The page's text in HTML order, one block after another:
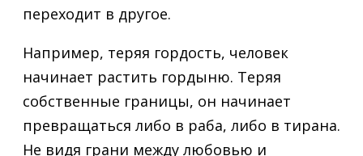
переходит в другое.
Например, теряя гордость, человек
начинает растить гордыню. Теряя
собственные границы, он начинает
превращаться либо в раба, либо в тирана.
Не видя грани между любовью и